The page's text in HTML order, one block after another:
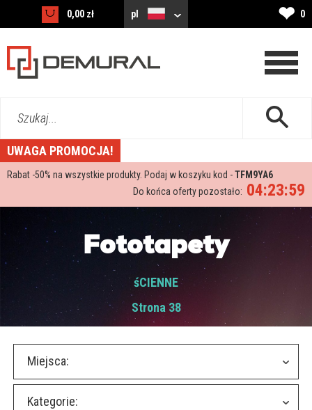
0,00 zł pl ❤ 0
Szukaj...
UWAGA PROMOCJA!
Rabat -50% na wszystkie produkty. Podaj w koszyku kod -TFM9YA6
04:23:57
Do końca oferty pozostało:
Fototapety
śCIENNE
Strona 38
Miejsca:
Kategorie: